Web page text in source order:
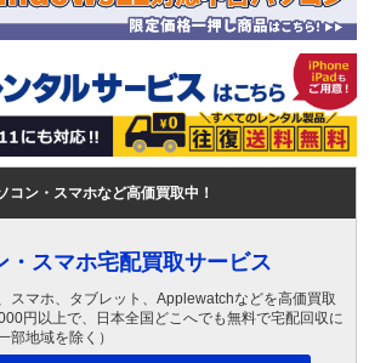
コン・スマホなど高価買取中！
・スマホ宅配買取サービス
スマホ、タブレット、Applewatchなどを高価買取
円以上で、日本全国どこへでも無料で宅配回収に
地域を除く）